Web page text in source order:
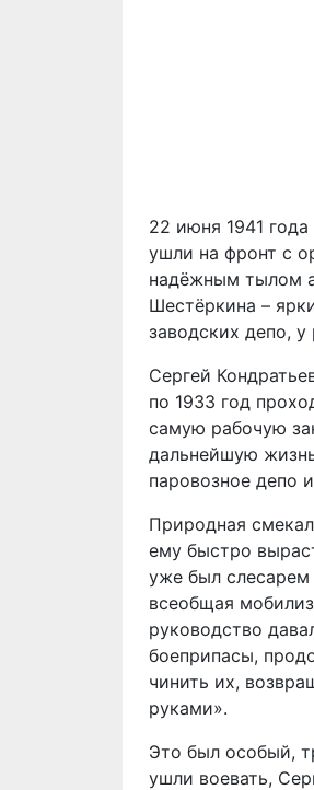
22 июня 1941
ушли на фронт с
надёжным тылом
Шестёркина –
заводских депо,
Сергей
по 1933 год
самую рабочую
дальнейшую
паровозное депо
Природная
ему быстро
уже был слесарем
всеобщая
руководство
боеприпасы,
чинить их,
руками».
Это был особый,
ушли воевать,